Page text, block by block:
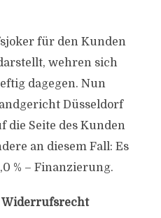
für den Kunden
wehren sich
dagegen. Nun
Düsseldorf
die Seite des Kunden
an diesem Fall: Es
% – Finanzierung.
Widerrufsrecht